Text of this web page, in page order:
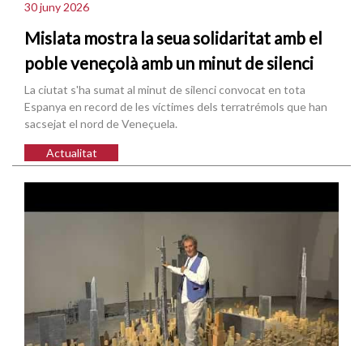
30 juny 2026
Mislata mostra la seua solidaritat amb el
poble veneçolà amb un minut de silenci
La ciutat s'ha sumat al minut de silenci convocat en tota
Espanya en record de les víctimes dels terratrémols que han
sacsejat el nord de Veneçuela.
Actualitat